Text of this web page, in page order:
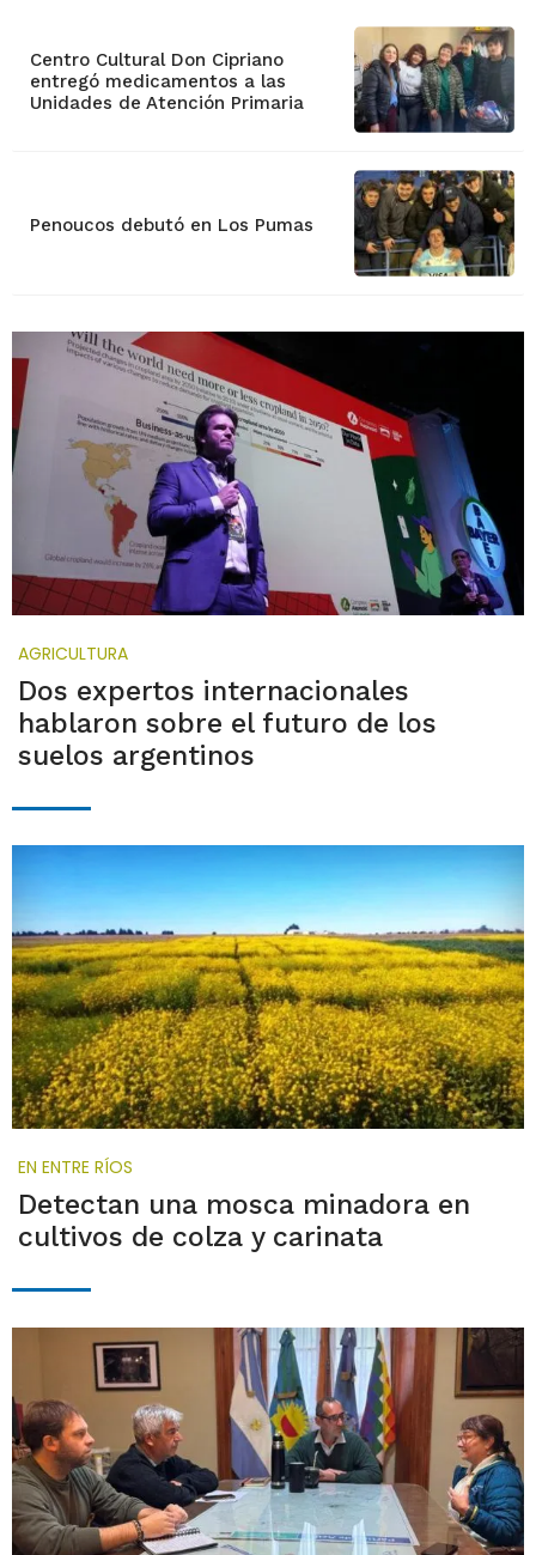
Centro Cultural Don Cipriano
entregó medicamentos a las
Unidades de Atención Primaria
Penoucos debutó en Los Pumas
AGRICULTURA
Dos expertos internacionales
hablaron sobre el futuro de los
suelos argentinos
EN ENTRE RÍOS
Detectan una mosca minadora en
cultivos de colza y carinata